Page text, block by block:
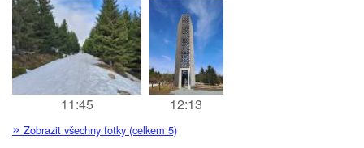
11:45 12:13
» Zobrazit všechny fotky (celkem 5)